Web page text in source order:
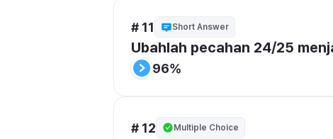
# 11 Short Answer
Ubahlah pecahan 24/25
96%
# 12 Multiple Choice